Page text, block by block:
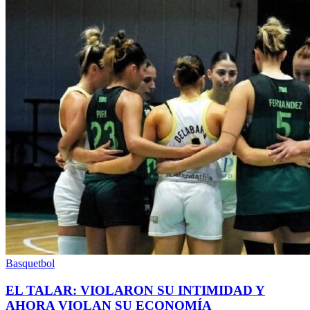
Basquetbol
EL TALAR: VIOLARON SU INTIMIDAD Y
AHORA VIOLAN SU ECONOMÍA